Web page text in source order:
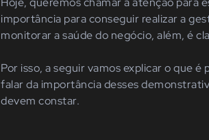
importância para conseguir realizar a
monitorar a saúde do negócio, além, é
Por isso, a seguir vamos explicar o que
falar da importância desses
devem constar.